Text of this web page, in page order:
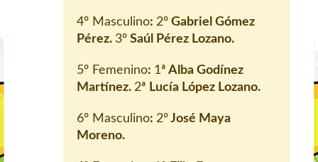
4º Masculino: 2º Gabriel Gómez
Pérez. 3º Saúl Pérez Lozano.
5º Femenino: 1ª Alba Godínez
Martínez. 2ª Lucía López Lozano.
6º Masculino: 2ºJosé Maya
Moreno.